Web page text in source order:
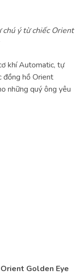
ý từ chiếc Orient
khí Automatic, tự
đồng hồ Orient
những quý ông yêu
Orient Golden Eye